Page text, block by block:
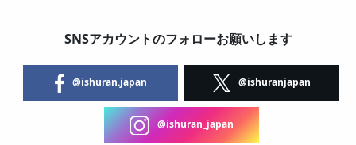
SNSアカウントのフォローお願いします
@ishuran.japan @ishuranjapan
@ishuran_japan